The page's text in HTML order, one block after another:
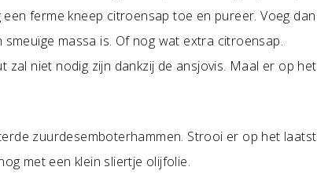
ferme kneep citroensap toe en pureer. Voeg dan
massa is. Of nog wat extra citroensap.
zal niet nodig zijn dankzij de ansjovis. Maal er op het
zuurdesemboterhammen. Strooi er op het laatst
met een klein sliertje olijfolie.